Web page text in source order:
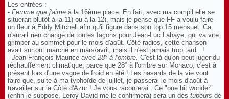
Les entrées :
- Femme que j'aime à la 16ème place. En fait, avec ma compil elle se
situerait plutôt à la 11) ou à la 12), mais je pense que FF a voulu faire
un fleur à Eddy Mitchell afin qu'il figure dans son top 15 mensuel. Ca
n'aurait rien changé de toutes façons pour Jean-Luc Lahaye, qui va vite
grimper au sommet pour le mois d'août. Côté radios, cette chanson
avait surtout marché en mars/avril, mais il n'est jamais trop tard...!
- Jean-François Maurice avec 28° à l'ombre. C'est là qu'on peut juger du
réchauffement climatique, parce que 28° à l'ombre sur Monaco, c'est à
présent lors d'une vague de froid en été ! Les hasards de la vie vont
faire que, suite à ma typhoïde de juillet, je passerai le mois d'août à
travailler sur la Côte d'Azur ! Je vous raconterai.. Ce "one hit wonder"
(enfin je suppose, Leroy David me le confirmera) sera un des tubeurs de